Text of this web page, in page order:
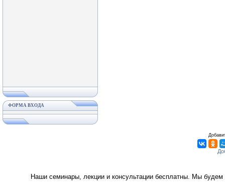
ФОРМА ВХОДА
Наши семинары, лекции и консультации бесплатны. Мы